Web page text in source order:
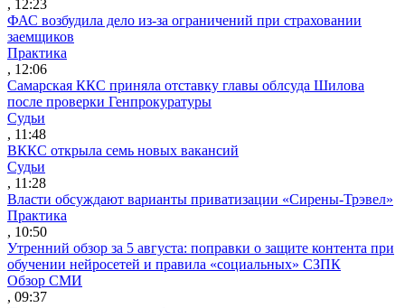
, 12:23
ФАС возбудила дело из-за ограничений при страховании
заемщиков
Практика
, 12:06
Самарская ККС приняла отставку главы облсуда Шилова
после проверки Генпрокуратуры
Судьи
, 11:48
ВККС открыла семь новых вакансий
Судьи
, 11:28
Власти обсуждают варианты приватизации «Сирены-Трэвел»
Практика
, 10:50
Утренний обзор за 5 августа: поправки о защите контента при
обучении нейросетей и правила «социальных» СЗПК
Обзор СМИ
, 09:37